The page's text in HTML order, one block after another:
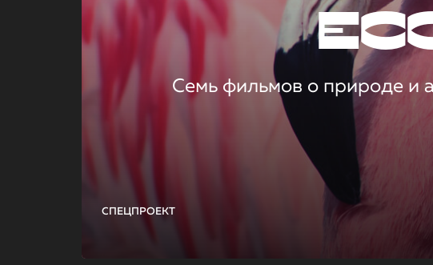
СПЕЦПРОЕКТ
Семь фильмов о природе и